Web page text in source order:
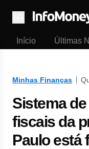
Menu
Início Últimas
Minhas Finanças
Sistema
fiscais da
Paulo está